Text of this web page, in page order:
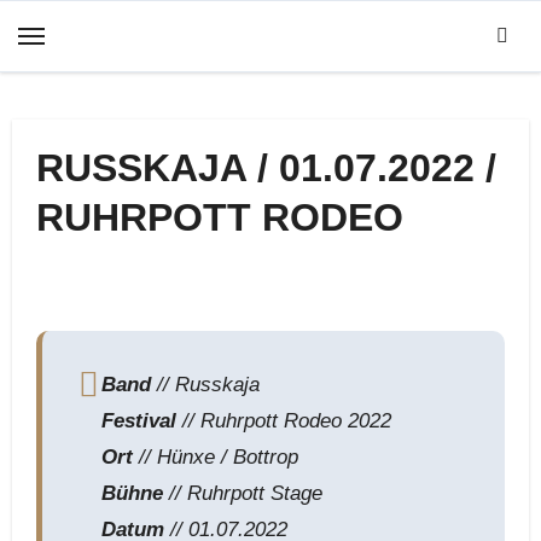
Inhalt
RUSSKAJA / 01.07.2022 /
RUHRPOTT RODEO
Band// Russkaja
Festival// Ruhrpott Rodeo 2022
Ort// Hünxe / Bottrop
Bühne// Ruhrpott Stage
Datum// 01.07.2022